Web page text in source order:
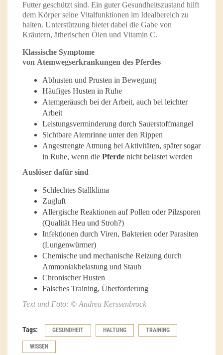
Futter geschützt sind. Ein guter Gesundheitszustand hilft
dem Körper seine Vitalfunktionen im Idealbereich zu
halten. Unterstützung bietet dabei die Gabe von
Kräutern, ätherischen Ölen und Vitamin C.
Klassische Symptome
von Atemwegserkrankungen des Pferdes
Abhusten und Prusten in Bewegung
Häufiges Husten in Ruhe
Atemgeräusch bei der Arbeit, auch bei leichter
Arbeit
Leistungsverminderung durch Sauerstoffmangel
Sichtbare Atemrinne unter den Rippen
Angestrengte Atmung bei Aktivitäten, später sogar
in Ruhe, wenn die Pferde nicht belastet werden
Auslöser dafür sind
Schlechtes Stallklima
Zugluft
Allergische Reaktionen auf Pollen oder Pilzsporen
(Qualität Heu und Stroh?)
Infektionen durch Viren, Bakterien oder Parasiten
(Lungenwürmer)
Chemische und mechanische Reizung durch
Ammoniakbelastung und Staub
Chronischer Husten
Falsches Training, Überforderung
Text und Foto: © Andrea Kerssenbrock
Tags: GESUNDHEIT HALTUNG TRAINING
WISSEN